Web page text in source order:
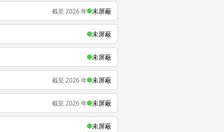
截至 2026 年 未屏蔽
未屏蔽
未屏蔽
截至 2026 年 未屏蔽
截至 2026 年 未屏蔽
未屏蔽